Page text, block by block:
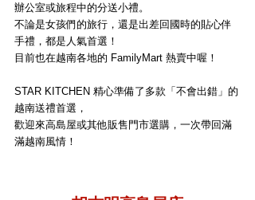
辦公室或旅程中的分送小禮。
不論是女孩們的旅行，還是出差回國時的貼心伴
手禮，都是人氣首選！
目前也在越南各地的 FamilyMart 熱賣中喔！
STAR KITCHEN 精心準備了多款「不會出錯」的
越南送禮首選，
歡迎來高島屋或其他販售門市選購，一次帶回滿
滿越南風情！